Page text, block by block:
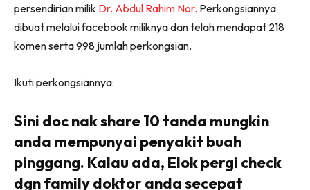
persendirian milik Dr. Abdul Rahim Nor. Perkongsiannya
dibuat melalui facebook miliknya dan telah mendapat 218
komen serta 998 jumlah perkongsian.
Ikuti perkongsiannya:
Sini doc nak share 10 tanda mungkin
anda mempunyai penyakit buah
pinggang. Kalau ada, Elok pergi check
dgn family doktor anda secepat